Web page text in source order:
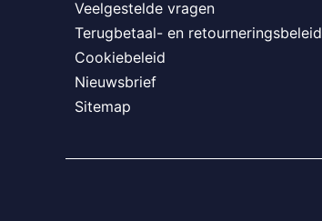
Veelgestelde vragen
Terugbetaal- en retourneringsbeleid
Cookiebeleid
Nieuwsbrief
Sitemap